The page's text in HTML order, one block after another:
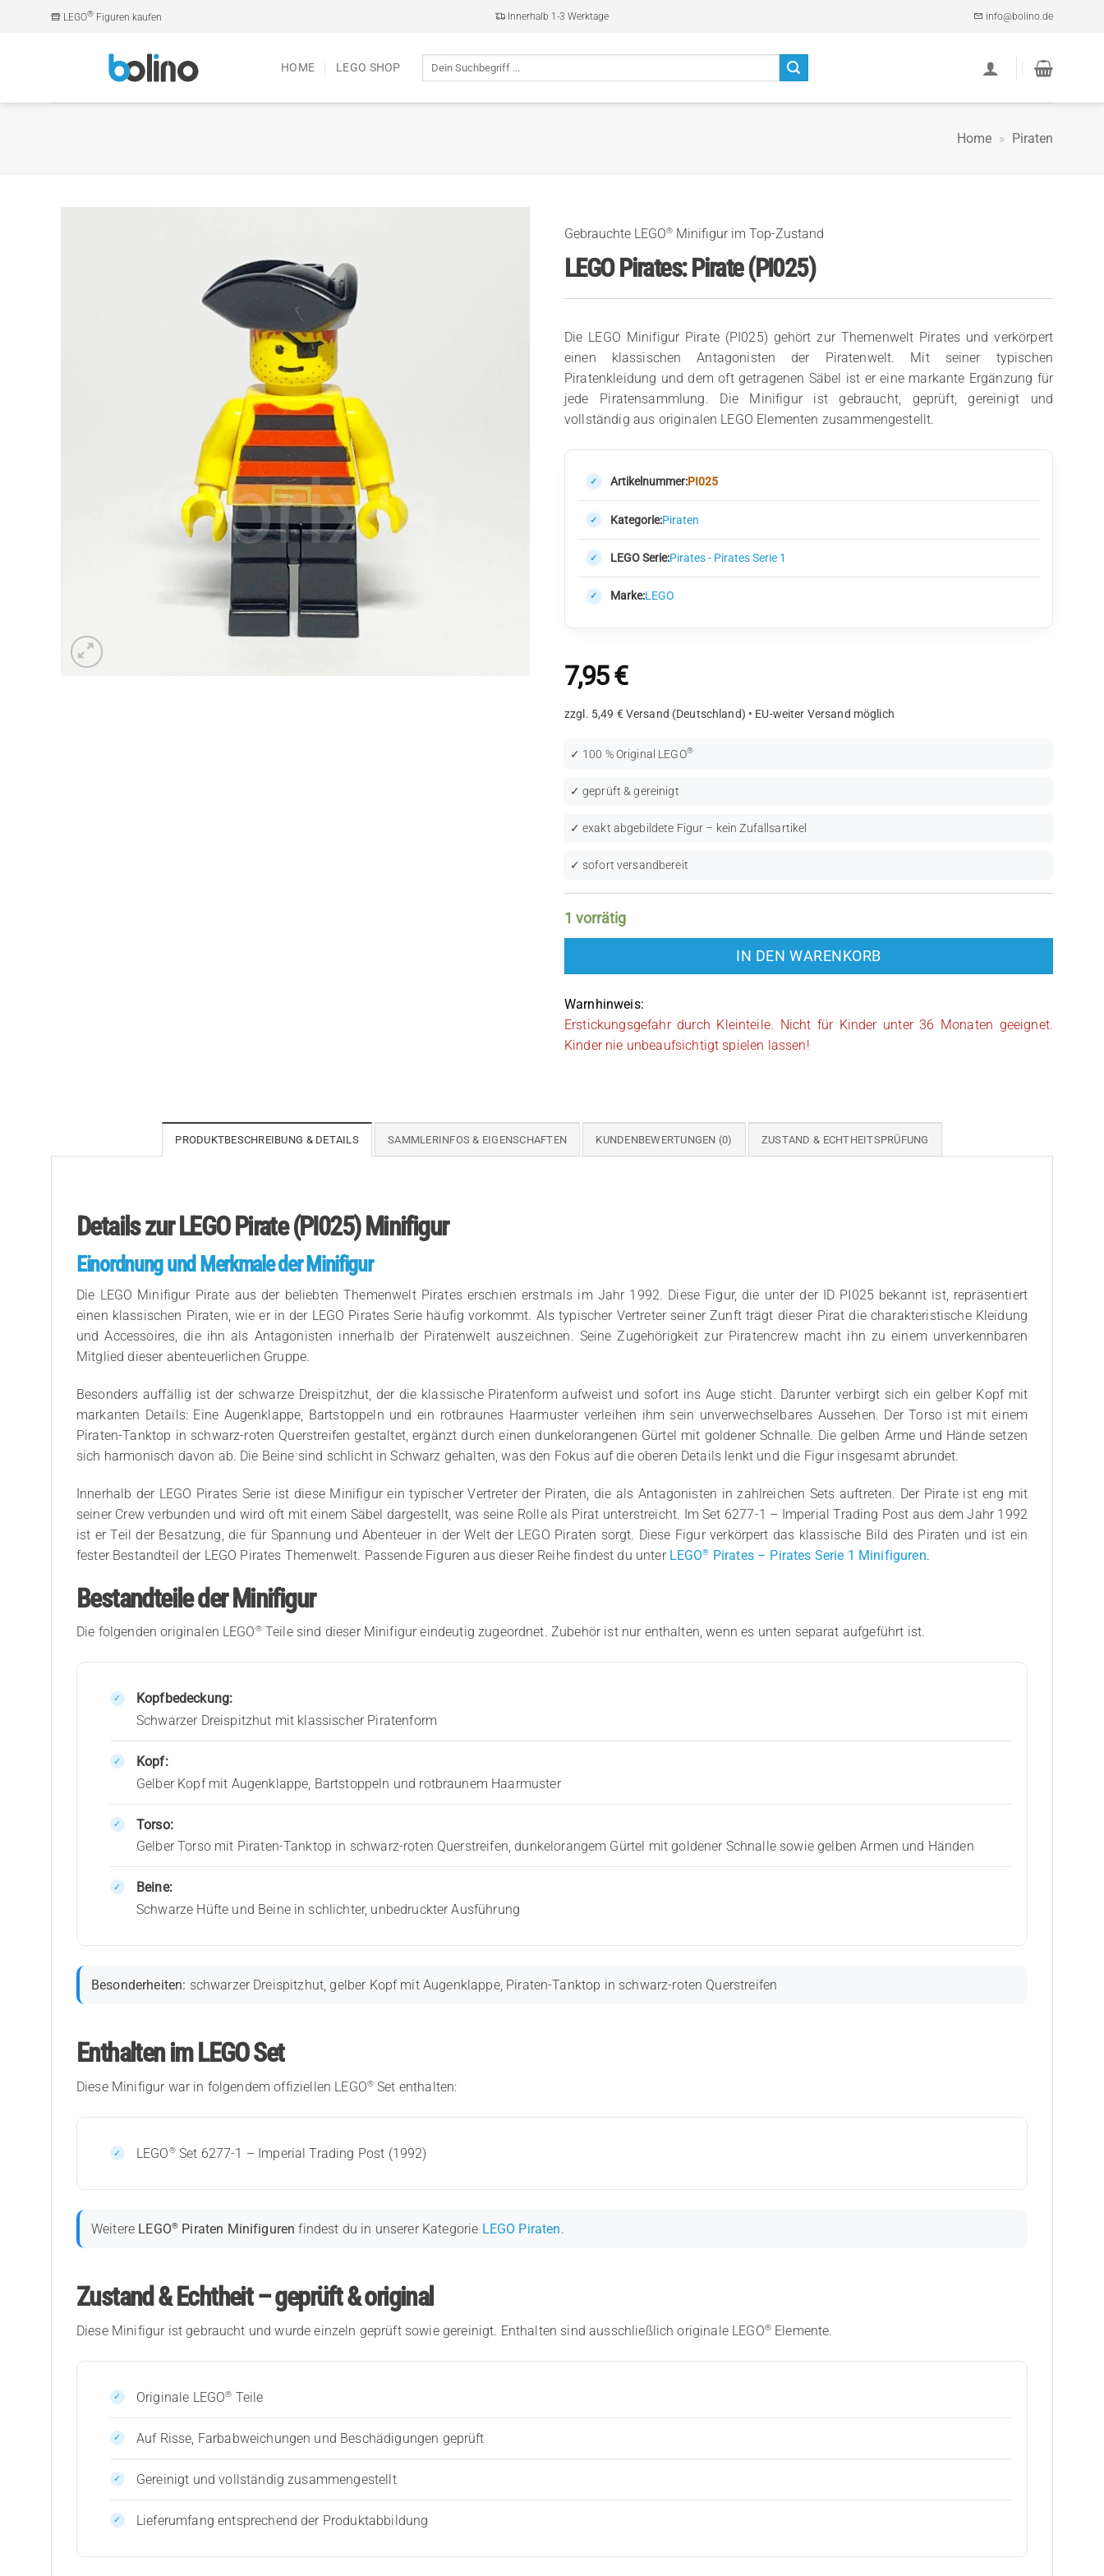
LEGO® Figuren kaufen Innerhalb 1-3 Werktage info@bolino.de
HOME LEGO SHOP
Suche
Home » Piraten
Gebrauchte LEGO® Minifigur im Top-Zustand
LEGO Pirates: Pirate (PI025)
Die LEGO Minifigur Pirate (PI025) gehört zur Themenwelt Pirates und verkörpert
einen klassischen Antagonisten der Piratenwelt. Mit seiner typischen
Piratenkleidung und dem oft getragenen Säbel ist er eine markante Ergänzung für
jede Piratensammlung. Die Minifigur ist gebraucht, geprüft, gereinigt und
vollständig aus originalen LEGO Elementen zusammengestellt.
Artikelnummer:PI025
Kategorie:Piraten
LEGO Serie:Pirates - Pirates Serie 1
Marke:LEGO
7,95€
zzgl. 5,49 € Versand (Deutschland) • EU-weiter Versand möglich
✓ 100 % Original LEGO®
✓ geprüft & gereinigt
✓ exakt abgebildete Figur – kein Zufallsartikel
✓ sofort versandbereit
1 vorrätig
IN DEN WARENKORB
Warnhinweis:
Erstickungsgefahr durch Kleinteile. Nicht für Kinder unter 36 Monaten geeignet.
Kinder nie unbeaufsichtigt spielen lassen!
PRODUKTBESCHREIBUNG & DETAILS SAMMLERINFOS & EIGENSCHAFTEN KUNDENBEWERTUNGEN (0) ZUSTAND & ECHTHEITSPRÜFUNG
Details zur LEGO Pirate (PI025) Minifigur
Einordnung und Merkmale der Minifigur
Die LEGO Minifigur Pirate aus der beliebten Themenwelt Pirates erschien erstmals im Jahr 1992. Diese Figur, die unter der ID PI025 bekannt ist, repräsentiert
einen klassischen Piraten, wie er in der LEGO Pirates Serie häufig vorkommt. Als typischer Vertreter seiner Zunft trägt dieser Pirat die charakteristische Kleidung
und Accessoires, die ihn als Antagonisten innerhalb der Piratenwelt auszeichnen. Seine Zugehörigkeit zur Piratencrew macht ihn zu einem unverkennbaren
Mitglied dieser abenteuerlichen Gruppe.
Besonders auffällig ist der schwarze Dreispitzhut, der die klassische Piratenform aufweist und sofort ins Auge sticht. Darunter verbirgt sich ein gelber Kopf mit
markanten Details: Eine Augenklappe, Bartstoppeln und ein rotbraunes Haarmuster verleihen ihm sein unverwechselbares Aussehen. Der Torso ist mit einem
Piraten-Tanktop in schwarz-roten Querstreifen gestaltet, ergänzt durch einen dunkelorangenen Gürtel mit goldener Schnalle. Die gelben Arme und Hände setzen
sich harmonisch davon ab. Die Beine sind schlicht in Schwarz gehalten, was den Fokus auf die oberen Details lenkt und die Figur insgesamt abrundet.
Innerhalb der LEGO Pirates Serie ist diese Minifigur ein typischer Vertreter der Piraten, die als Antagonisten in zahlreichen Sets auftreten. Der Pirate ist eng mit
seiner Crew verbunden und wird oft mit einem Säbel dargestellt, was seine Rolle als Pirat unterstreicht. Im Set 6277-1 – Imperial Trading Post aus dem Jahr 1992
ist er Teil der Besatzung, die für Spannung und Abenteuer in der Welt der LEGO Piraten sorgt. Diese Figur verkörpert das klassische Bild des Piraten und ist ein
fester Bestandteil der LEGO Pirates Themenwelt. Passende Figuren aus dieser Reihe findest du unter LEGO® Pirates – Pirates Serie 1 Minifiguren.
Bestandteile der Minifigur
Die folgenden originalen LEGO®Teile sind dieser Minifigur eindeutig zugeordnet. Zubehör ist nur enthalten, wenn es unten separat aufgeführt ist.
Kopfbedeckung:
Schwarzer Dreispitzhut mit klassischer Piratenform
Kopf:
Gelber Kopf mit Augenklappe, Bartstoppeln und rotbraunem Haarmuster
Torso:
Gelber Torso mit Piraten-Tanktop in schwarz-roten Querstreifen, dunkelorangem Gürtel mit goldener Schnalle sowie gelben Armen und Händen
Beine:
Schwarze Hüfte und Beine in schlichter, unbedruckter Ausführung
Besonderheiten: schwarzer Dreispitzhut, gelber Kopf mit Augenklappe, Piraten-Tanktop in schwarz-roten Querstreifen
Enthalten im LEGO Set
Diese Minifigur war in folgendem offiziellen LEGO® Set enthalten:
LEGO®Set 6277-1 – Imperial Trading Post (1992)
Weitere LEGO® Piraten Minifiguren findest du in unserer Kategorie LEGO Piraten.
Zustand & Echtheit – geprüft & original
Diese Minifigur ist gebraucht und wurde einzeln geprüft sowie gereinigt. Enthalten sind ausschließlich originale LEGO®Elemente.
Originale LEGO® Teile
Auf Risse, Farbabweichungen und Beschädigungen geprüft
Gereinigt und vollständig zusammengestellt
Lieferumfang entsprechend der Produktabbildung